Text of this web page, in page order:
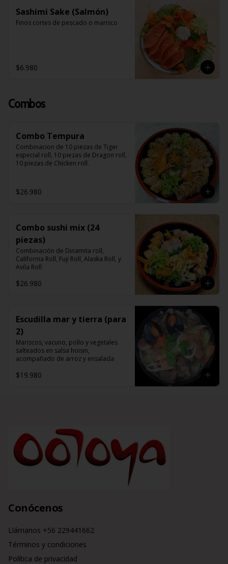
Sashimi Sake (Salmón)
Finos cortes de pescado o marisco
$6.980
Combos
Combo Tempura
Combinacion de 10 piezas de Tiger
especial roll, 10 piezas de Dragon roll,
10 piezas de Chicken roll.
$26.980
Combo sushi mix (24
piezas)
Combinación de Dinamita roll,
California Roll, Fuji Roll, Alaska Roll, y
Avila Roll
$26.980
Escudilla mar y tierra (para
2)
Mariscos, vacuno, pollo y vegetales
salteados en salsa hoisin,
acompañado de arroz y ensalada
$19.980
Conócenos
Llámanos +56 229441662
Términos y condiciones
Política de privacidad